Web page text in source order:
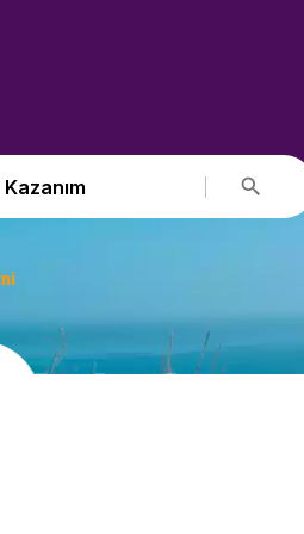
Kazanım